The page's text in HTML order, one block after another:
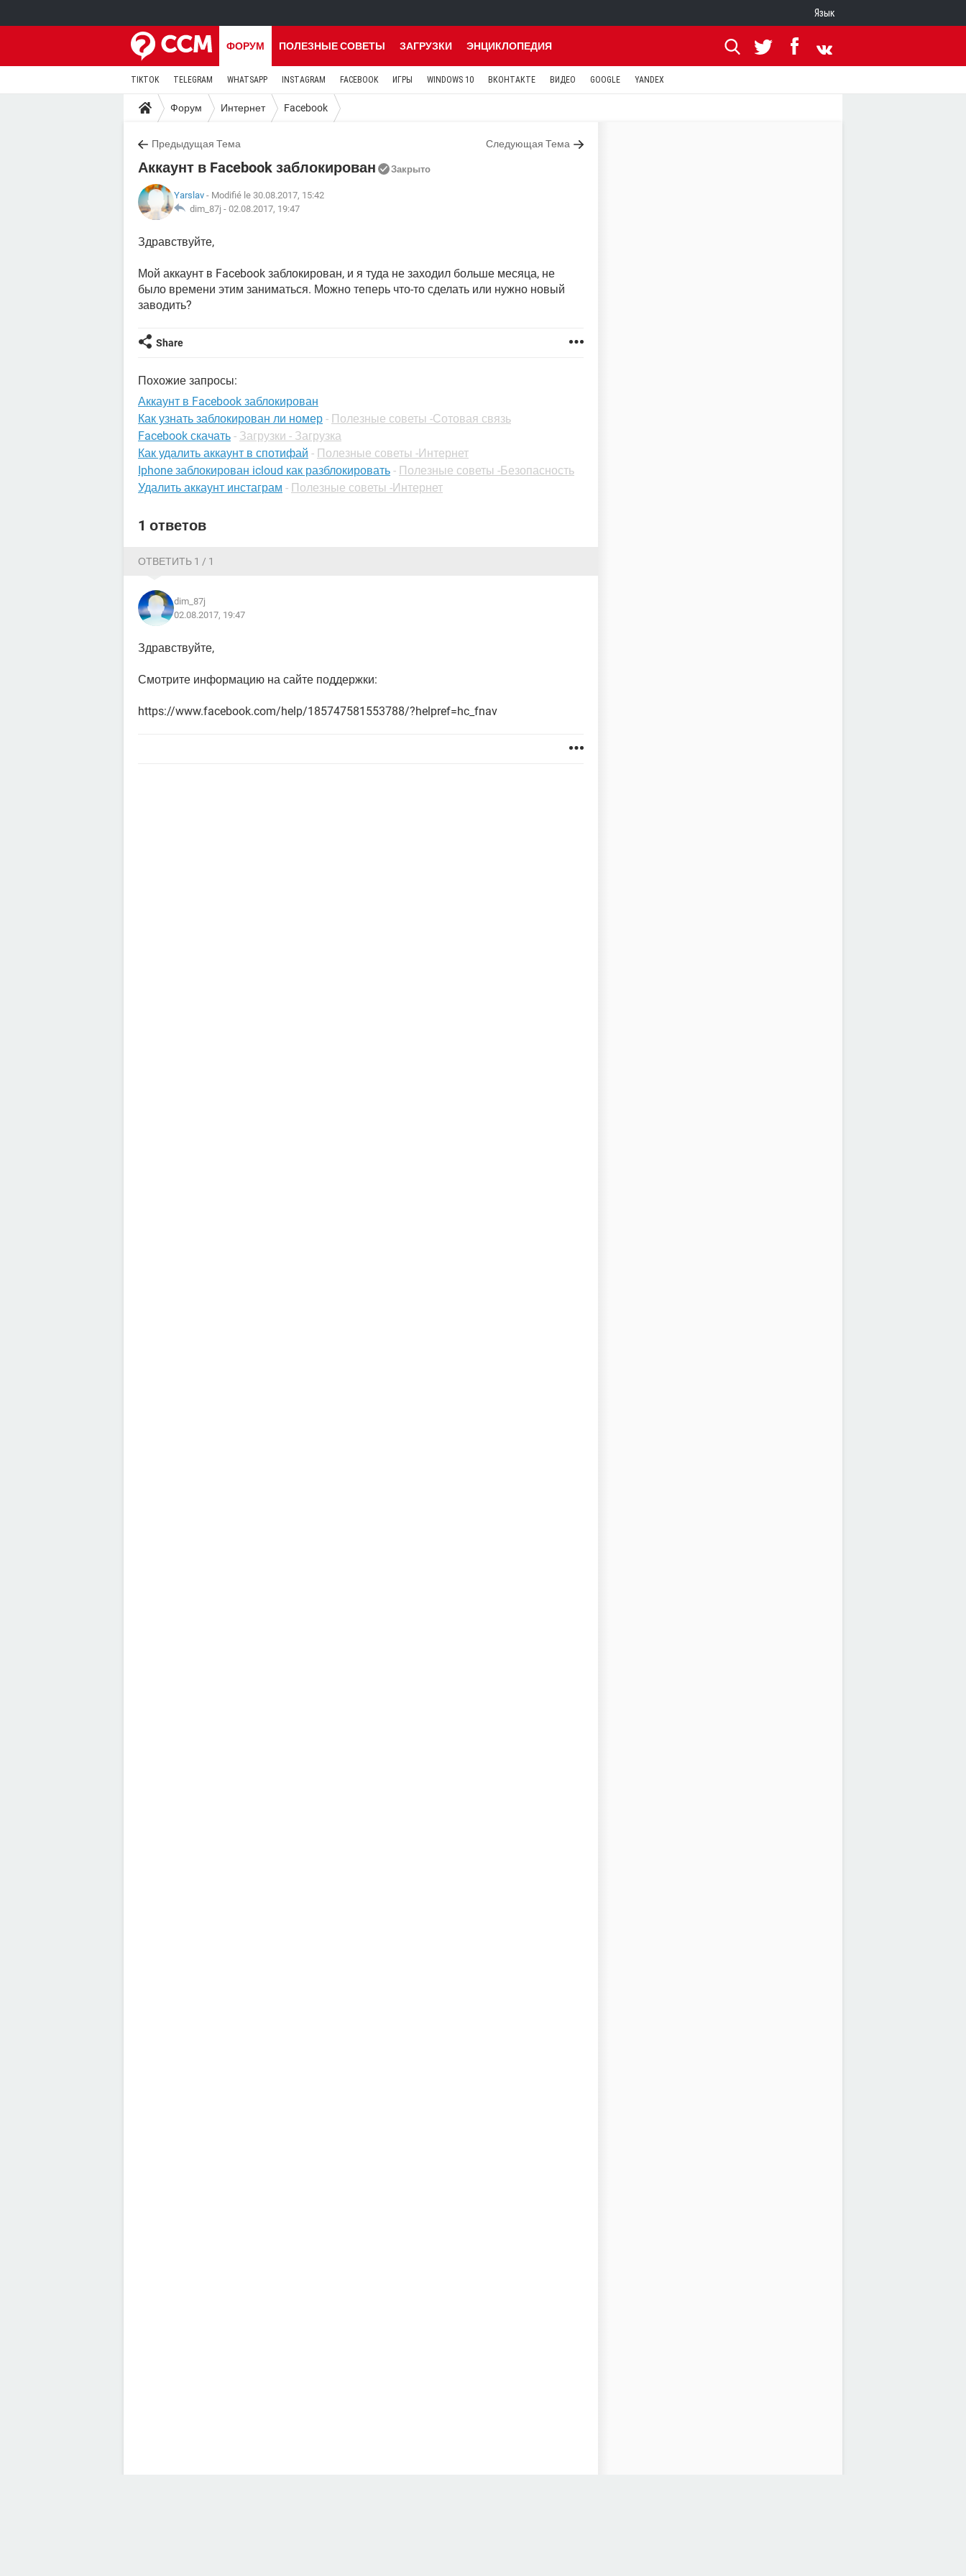
Язык
ФОРУМ ПОЛЕЗНЫЕ СОВЕТЫ ЗАГРУЗКИ ЭНЦИКЛОПЕДИЯ
TIKTOK TELEGRAM WHATSAPP INSTAGRAM FACEBOOK ИГРЫ WINDOWS 10 ВКОНТАКТЕ ВИДЕО GOOGLE YANDEX
Форум Интернет Facebook
Предыдущая Тема Следующая Тема
Аккаунт в Facebook заблокирован Закрыто
Yarslav - Modifié le 30.08.2017, 15:42
dim_87j - 02.08.2017, 19:47
Здравствуйте,
Мой аккаунт в Facebook заблокирован, и я туда не заходил больше месяца, не
было времени этим заниматься. Можно теперь что-то сделать или нужно новый
заводить?
Share
Похожие запросы:
Аккаунт в Facebook заблокирован
Как узнать заблокирован ли номер - Полезные советы -Сотовая связь
Facebook скачать - Загрузки - Загрузка
Как удалить аккаунт в спотифай - Полезные советы -Интернет
Iphone заблокирован icloud как разблокировать - Полезные советы -Безопасность
Удалить аккаунт инстаграм - Полезные советы -Интернет
1 ответов
ОТВЕТИТЬ 1 / 1
dim_87j
02.08.2017, 19:47
Здравствуйте,
Смотрите информацию на сайте поддержки:
https://www.facebook.com/help/185747581553788/?helpref=hc_fnav